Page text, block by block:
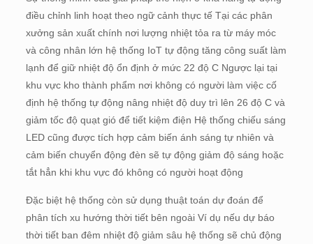
điều chỉnh linh hoạt theo ngữ cảnh thực tế Tại các phân
xưởng sản xuất chính nơi lượng nhiệt tỏa ra từ máy móc
và công nhân lớn hệ thống IoT tự động tăng công suất làm
lạnh để giữ nhiệt độ ổn định ở mức 22 độ C Ngược lại tại
khu vực kho thành phẩm nơi không có người làm việc cố
định hệ thống tự động nâng nhiệt độ duy trì lên 26 độ C và
giảm tốc độ quạt gió để tiết kiệm điện Hệ thống chiếu sáng
LED cũng được tích hợp cảm biến ánh sáng tự nhiên và
cảm biến chuyển động đèn sẽ tự động giảm độ sáng hoặc
tắt hẳn khi khu vực đó không có người hoạt động
Đặc biệt hệ thống còn sử dụng thuật toán dự đoán để
phân tích xu hướng thời tiết bên ngoài Ví dụ nếu dự báo
thời tiết ban đêm nhiệt độ giảm sâu hệ thống sẽ chủ động